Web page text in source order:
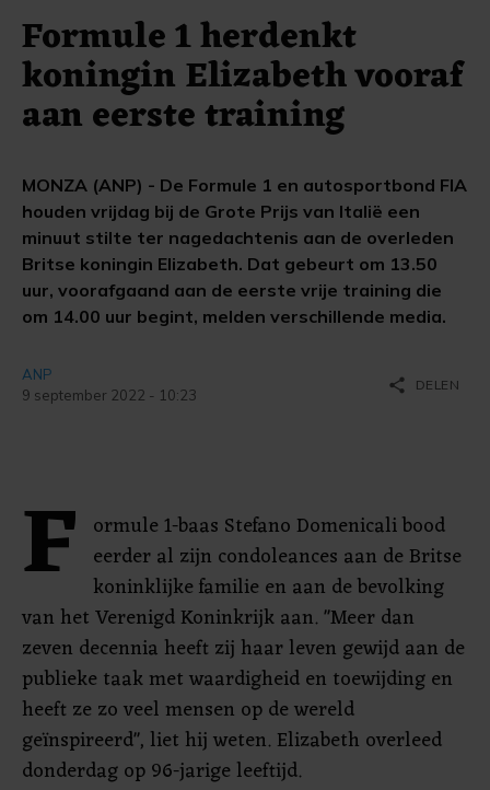
Formule 1 herdenkt
koningin Elizabeth vooraf
aan eerste training
MONZA (ANP) - De Formule 1 en autosportbond FIA
houden vrijdag bij de Grote Prijs van Italië een
minuut stilte ter nagedachtenis aan de overleden
Britse koningin Elizabeth. Dat gebeurt om 13.50
uur, voorafgaand aan de eerste vrije training die
om 14.00 uur begint, melden verschillende media.
ANP
9 september 2022 - 10:23
share DELEN
F ormule 1-baas Stefano Domenicali bood
eerder al zijn condoleances aan de Britse
koninklijke familie en aan de bevolking
van het Verenigd Koninkrijk aan. "Meer dan
zeven decennia heeft zij haar leven gewijd aan de
publieke taak met waardigheid en toewijding en
heeft ze zo veel mensen op de wereld
geïnspireerd", liet hij weten. Elizabeth overleed
donderdag op 96-jarige leeftijd.